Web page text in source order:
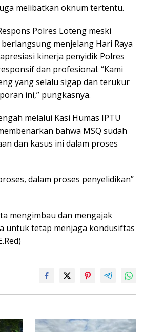
melibatkan oknum tertentu.
Polres Loteng meski
menjelang Hari Raya
kinerja penyidik Polres
dan profesional. “Kami
yang selalu sigap dan terukur
ini,” pungkasnya.
melalui Kasi Humas IPTU
bahwa MSQ sudah
dan kasus ini dalam proses
dalam proses penyelidikan”
mengimbau dan mengajak
untuk tetap menjaga kondusiftas